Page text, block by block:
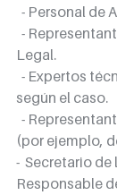
- Personal de
Legal.
según el caso.
(por ejemplo,
-  Secretario
Responsable